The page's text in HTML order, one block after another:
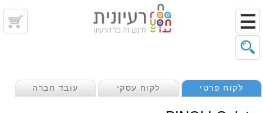
לקוח פרטי לקוח עסקי עובד חברה